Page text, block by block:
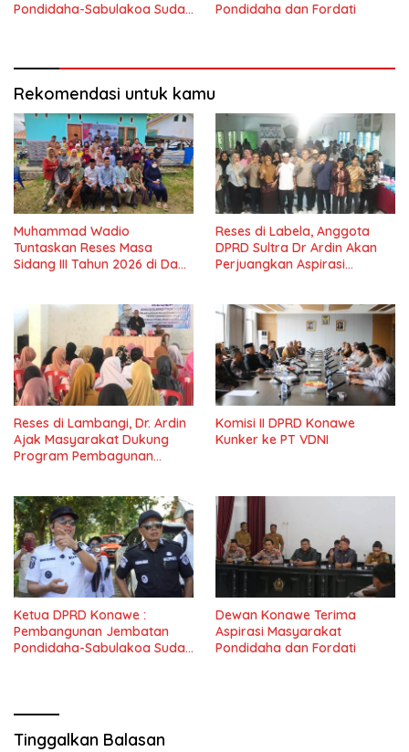
Pondidaha-Sabulakoa Sudah
Pondidaha dan Fordati
Rekomendasi untuk kamu
Muhammad Wadio
Tuntaskan Reses Masa
Sidang III Tahun 2026 di Dapil
Reses di Labela, Anggota
DPRD Sultra Dr Ardin Akan
Perjuangkan Aspirasi
Reses di Lambangi, Dr. Ardin
Ajak Masyarakat Dukung
Program Pembagunan
Komisi II DPRD Konawe
Kunker ke PT VDNI
Ketua DPRD Konawe :
Pembangunan Jembatan
Pondidaha-Sabulakoa Sudah
Dewan Konawe Terima
Aspirasi Masyarakat
Pondidaha dan Fordati
Tinggalkan Balasan